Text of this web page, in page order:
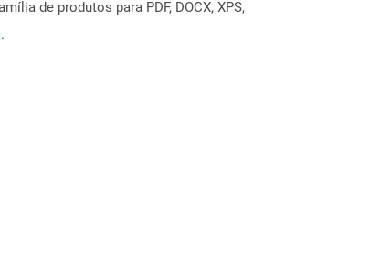
de produtos para PDF, DOCX, XPS,
.